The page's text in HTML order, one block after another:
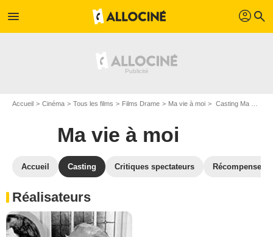
menu profil search
Accueil Cinéma Tous les films Films Drame Ma vie à moi Casting Ma vie à moi
Ma vie à moi
Accueil Casting Critiques spectateurs Récompenses
Réalisateurs